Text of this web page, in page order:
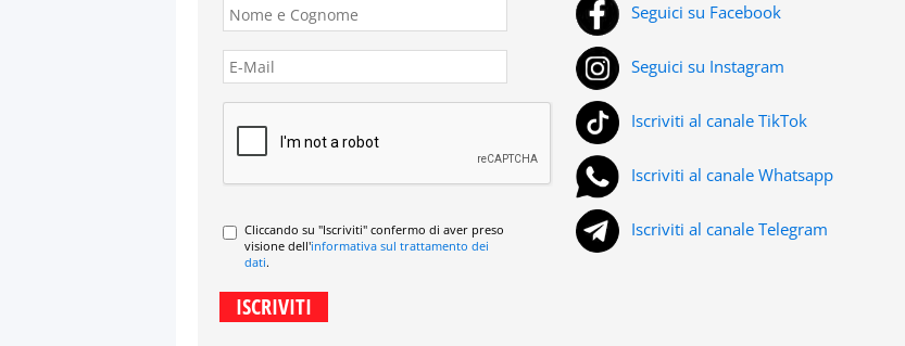
Cliccando su "Iscriviti" confermo di aver preso
visione dell'informativa sul trattamento dei
dati.
Seguici su Facebook
Seguici su Instagram
Iscriviti al canale TikTok
Iscriviti al canale Whatsapp
Iscriviti al canale Telegram